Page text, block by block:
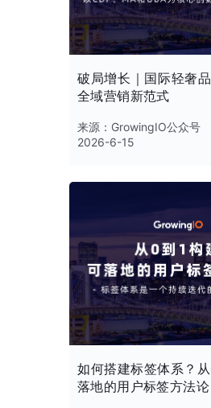
破局增长｜国际轻奢
全域营销新范式
来源： GrowingIO公众号
2026-6-15
如何搭建标签体系？
落地的用户标签方法论